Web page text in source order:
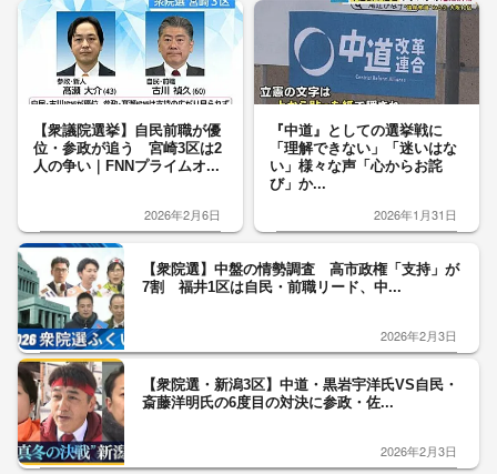
【衆議院選挙】自民前職が優
位・参政が追う 宮崎3区は2
人の争い｜FNNプライムオ...
2026年2月6日
『中道』としての選挙戦に
「理解できない」「迷いはな
い」様々な声「心からお詫
び」か...
2026年1月31日
【衆院選】中盤の情勢調査 高市政権「支持」が
7割 福井1区は自民・前職リード、中...
2026年2月3日
【衆院選・新潟3区】中道・黒岩宇洋氏VS自民・
斎藤洋明氏の6度目の対決に参政・佐...
2026年2月3日